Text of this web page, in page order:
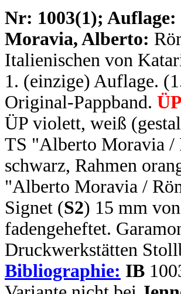
Nr: 1003(1);
Moravia, Alberto:
Italienischen von
1. (einzige) Auflage.
Original-Pappband.
ÜP violett, weiß
TS "Alberto Moravia /
schwarz, Rahmen
"Alberto Moravia /
Signet (S2) 15 mm von
fadengeheftet.
Druckwerkstätten
Bibliographie: IB